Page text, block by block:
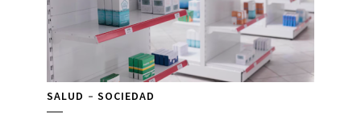
SALUD SOCIEDAD